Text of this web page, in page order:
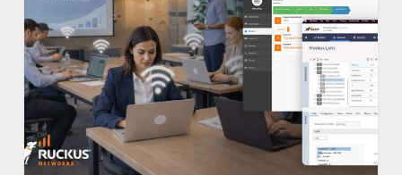
configuração
do
Wi-
Fi
em
conferências